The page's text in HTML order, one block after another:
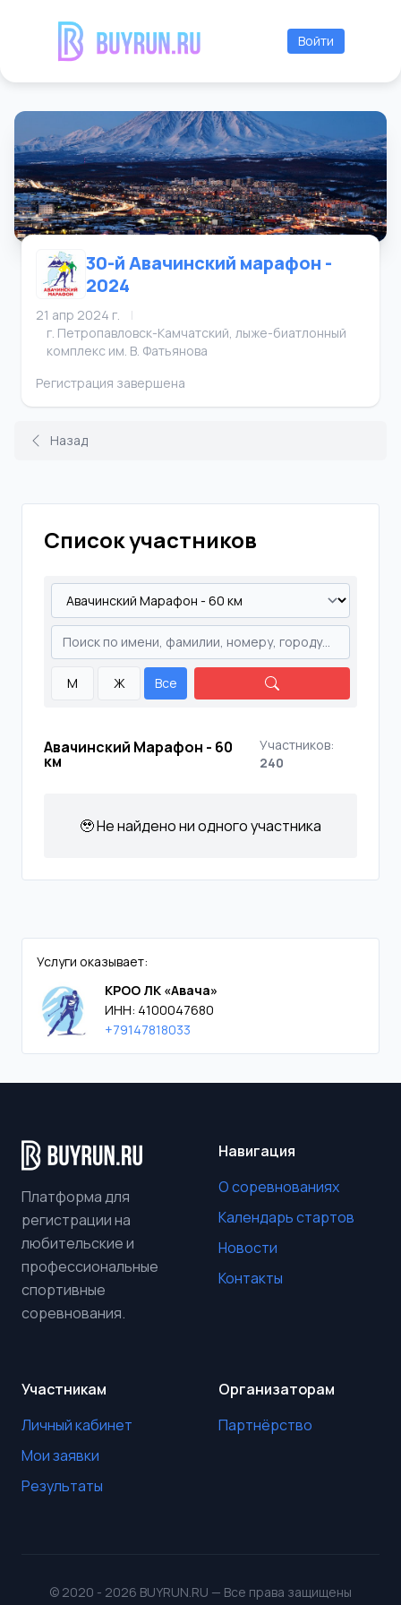
Войти
30-й Авачинский марафон -
2024
21 апр 2024 г.
|
г. Петропавловск-Камчатский, лыже-биатлонный
комплекс им. В. Фатьянова
Регистрация завершена
Назад
Список участников
М Ж Все
Авачинский Марафон - 60
км
Участников:
240
🥹 Не найдено ни одного участника
Услуги оказывает:
КРОО ЛК «Авача»
ИНН: 4100047680
+79147818033
Платформа для
регистрации на
любительские и
профессиональные
спортивные
соревнования.
Навигация
О соревнованиях
Календарь стартов
Новости
Контакты
Участникам
Личный кабинет
Мои заявки
Результаты
Организаторам
Партнёрство
© 2020 - 2026 BUYRUN.RU — Все права защищены